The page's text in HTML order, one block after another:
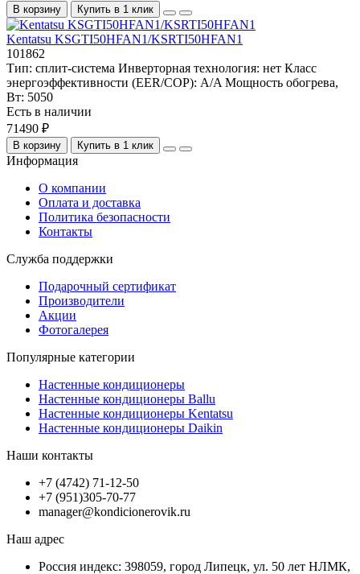
В корзину Купить в 1 клик
Kentatsu KSGTI50HFAN1/KSRTI50HFAN1
101862
Тип: сплит-система Инверторная технология: нет Класс
энергоэффективности (EER/COP): A/A Мощность обогрева,
Вт: 5050
Есть в наличии
71490 ₽
В корзину Купить в 1 клик
Информация
О компании
Оплата и доставка
Политика безопасности
Контакты
Служба поддержки
Подарочный сертификат
Производители
Акции
Фотогалерея
Популярные категории
Настенные кондиционеры
Настенные кондиционеры Ballu
Настенные кондиционеры Kentatsu
Настенные кондиционеры Daikin
Наши контакты
+7 (4742) 71-12-50
+7 (951)305-70-77
manager@kondicionerovik.ru
Наш адрес
Россия индекс: 398059, город Липецк, ул. 50 лет НЛМК,